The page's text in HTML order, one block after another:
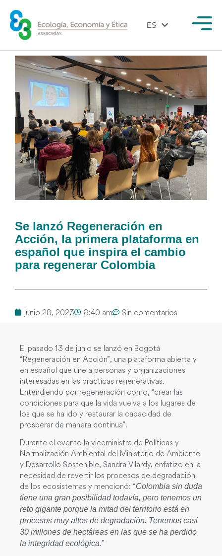
ES
EN
Se lanzó Regeneración en
Acción, la primera plataforma en
español que inspira el cambio
para regenerar Colombia
junio 28, 2023 8:40 am Sin comentarios
El pasado 13 de junio se lanzó en Bogotá
“Regeneración en Acción”, una plataforma abierta y
en español que une a personas y organizaciones
interesadas en las prácticas regenerativas.
Entendiendo por regeneración como, “crear las
condiciones para que la vida vuelva a los lugares de
los que se ha ido y restaurar la capacidad de
prosperar de manera continua”.
Durante el evento la viceministra de Políticas y
Normalización Ambiental del Ministerio de Ambiente
y Desarrollo Sostenible, Sandra Vilardy, enfatizo en la
necesidad de revertir los procesos de degradación
de los ecosistemas y mencionó: “Colombia sin duda
tiene una gran posibilidad todavía, pero tenemos un
reto gigante porque la mitad del territorio está en
procesos muy altos de degradación. Tenemos casi
30 millones de hectáreas en las que se ha perdido
la integridad ecológica.”